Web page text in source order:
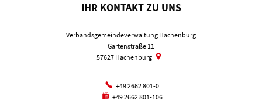
IHR KONTAKT ZU UNS
Verbandsgemeindeverwaltung Hachenburg
Gartenstraße 11
57627 Hachenburg
+49 2662 801-0
+49 2662 801-106